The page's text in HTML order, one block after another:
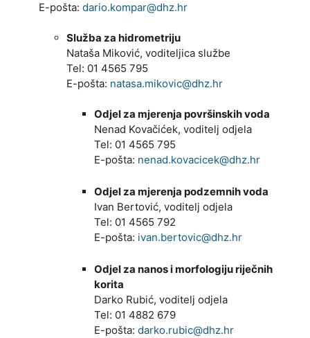
E-pošta: dario.kompar@dhz.hr
Služba za hidrometriju
Nataša Miković, voditeljica službe
Tel: 01 4565 795
E-pošta: natasa.mikovic@dhz.hr
Odjel za mjerenja površinskih voda
Nenad Kovačićek, voditelj odjela
Tel: 01 4565 795
E-pošta: nenad.kovacicek@dhz.hr
Odjel za mjerenja podzemnih voda
Ivan Bertović, voditelj odjela
Tel: 01 4565 792
E-pošta: ivan.bertovic@dhz.hr
Odjel za nanos i morfologiju riječnih
korita
Darko Rubić, voditelj odjela
Tel: 01 4882 679
E-pošta: darko.rubic@dhz.hr